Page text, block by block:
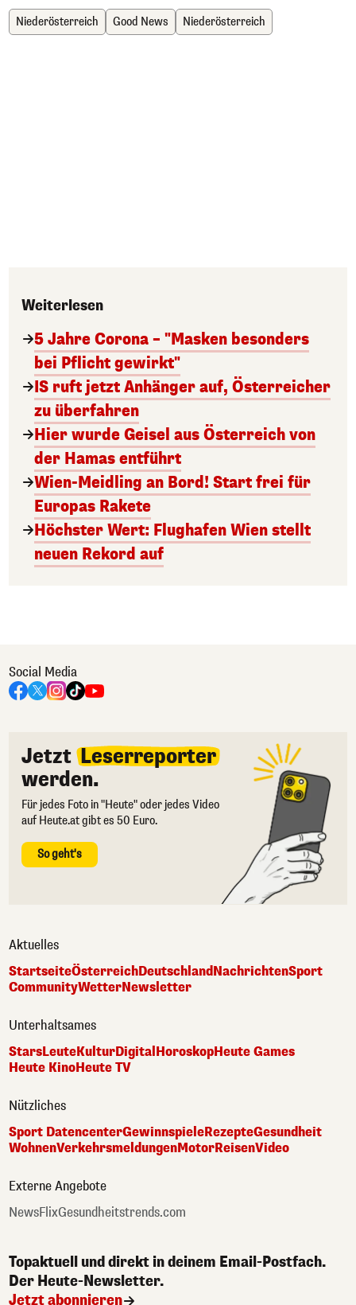
Niederösterreich Good News Niederösterreich
Weiterlesen
5 Jahre Corona – "Masken besonders
bei Pflicht gewirkt"
IS ruft jetzt Anhänger auf, Österreicher
zu überfahren
Hier wurde Geisel aus Österreich von
der Hamas entführt
Wien-Meidling an Bord! Start frei für
Europas Rakete
Höchster Wert: Flughafen Wien stellt
neuen Rekord auf
Social Media
Jetzt Leserreporter
werden.
Für jedes Foto in "Heute" oder jedes Video
auf Heute.at gibt es 50 Euro.
So geht's
Aktuelles
StartseiteÖsterreichDeutschlandNachrichtenSport
CommunityWetterNewsletter
Unterhaltsames
StarsLeuteKulturDigital HoroskopHeute Games
Heute KinoHeute TV
Nützliches
Sport DatencenterGewinnspieleRezepteGesundheit
WohnenVerkehrsmeldungenMotorReisenVideo
Externe Angebote
NewsFlixGesundheitstrends.com
Topaktuell und direkt in deinem Email-Postfach.
Der Heute-Newsletter.
Jetzt abonnieren